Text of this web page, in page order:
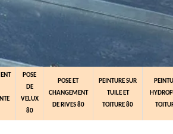
POSE
DE
VELUX
80
POSE ET
CHANGEMENT
DE RIVES 80
PEINTURE SUR
TUILE ET
TOITURE 80